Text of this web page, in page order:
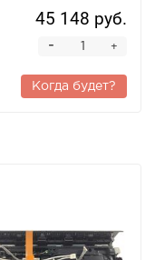
45 148 руб.
+
-
Когда будет?